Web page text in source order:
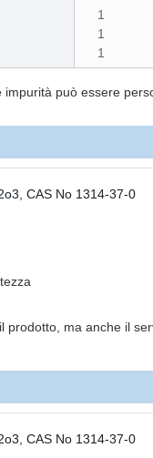
1
1
1
può essere
prodotto, ma anche il